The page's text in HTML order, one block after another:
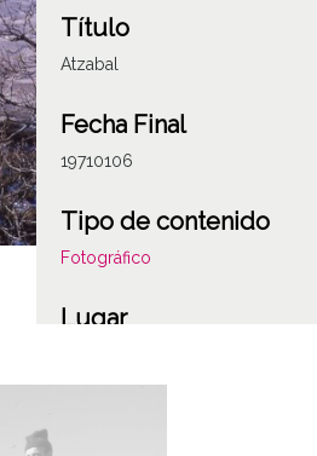
Título
Atzabal
Fecha Final
19710106
Tipo de contenido
Fotográfico
Lugar
Aperregi / Aperregui